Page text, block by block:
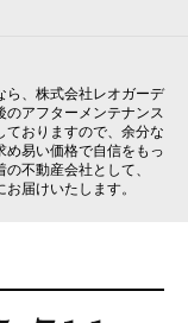
ら、株式会社レオガーデ
のアフターメンテナンス
ておりますので、余分な
め易い価格で自信をもっ
不動産会社として、
届けいたします。